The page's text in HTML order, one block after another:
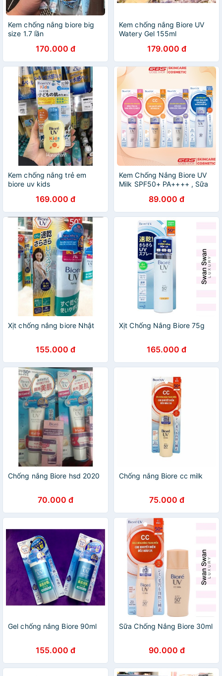
Kem chống nắng biore big
size 1.7 lần
170.000 đ
Kem chống nắng Biore UV
Watery Gel 155ml
179.000 đ
Kem chống nắng trẻ em
biore uv kids
169.000 đ
Kem Chống Nắng Biore UV
Milk SPF50+ PA++++ , Sữa
89.000 đ
Xịt chống nắng biore Nhật
155.000 đ
Xịt Chống Nắng Biore 75g
165.000 đ
Chống nắng Biore hsd 2020
70.000 đ
Chống nắng Biore cc milk
75.000 đ
Gel chống nắng Biore 90ml
155.000 đ
Sữa Chống Nắng Biore 30ml
90.000 đ